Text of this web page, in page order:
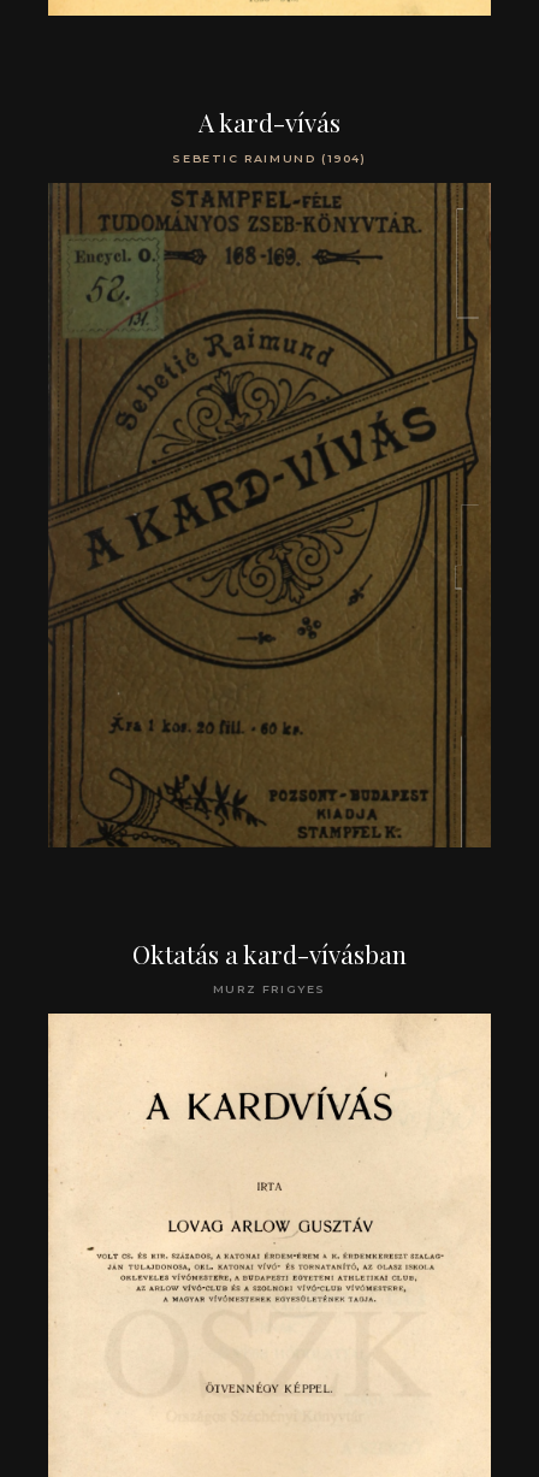
A kard-vívás
SEBETIC RAIMUND (1904)
Oktatás a kard-vívásban
MURZ FRIGYES